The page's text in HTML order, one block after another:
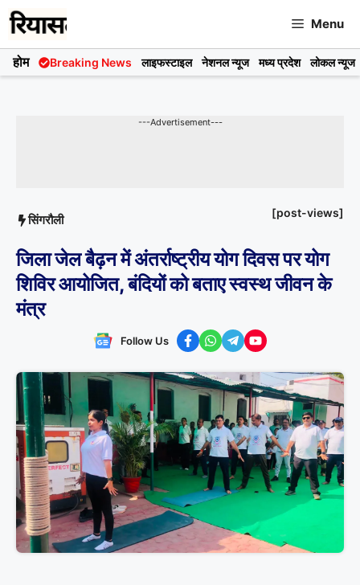
Skip
to
content
Menu
होम Breaking News लाइफस्टाइल नेशनल न्यूज मध्य प्रदेश लोकल न्यूज
---Advertisement---
सिंगरौली [post-views]
जिला जेल बैढ़न में अंतर्राष्ट्रीय योग दिवस पर योग
शिविर आयोजित, बंदियों को बताए स्वस्थ जीवन के
मंत्र
Follow Us